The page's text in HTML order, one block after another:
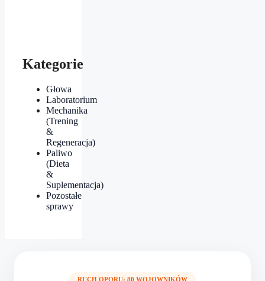
Kategorie
Głowa
Laboratorium
Mechanika
(Trening
&
Regeneracja)
Paliwo
(Dieta
&
Suplementacja)
Pozostałe
sprawy
RUCH OPORU: 80 WOJOWNIKÓW